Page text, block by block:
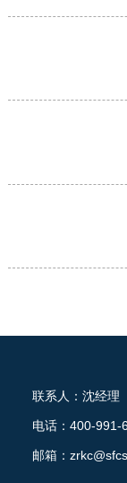
联系人：沈经理
电话：400-991-
邮箱：